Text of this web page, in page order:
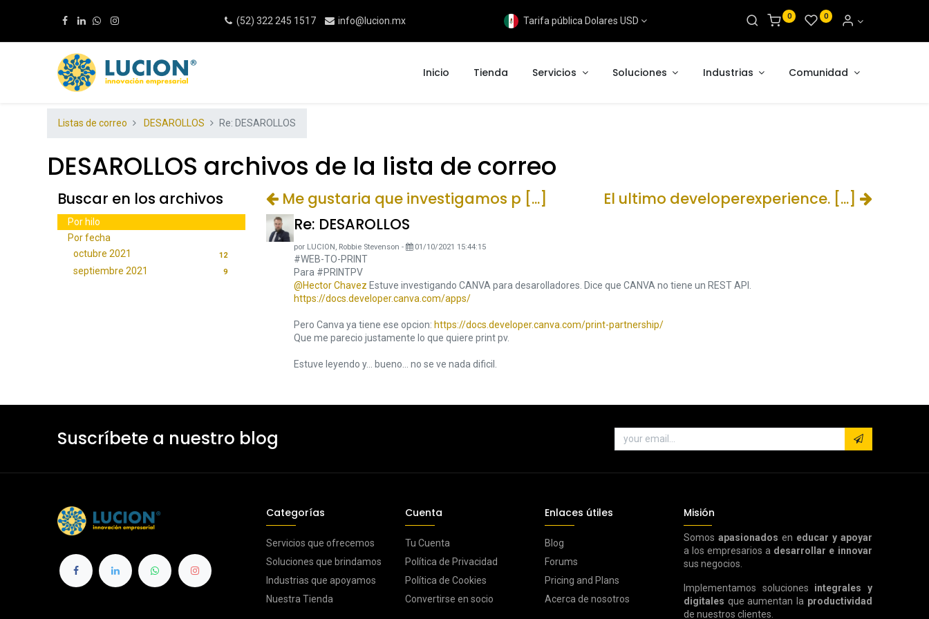
(52) 322 245 1517 info@lucion.mx Tarifa pública Dolares USD 0 0
Inicio Tienda Servicios Soluciones Industrias Comunidad
Listas de correo DESAROLLOS Re: DESAROLLOS
DESAROLLOS archivos de la lista de correo
Buscar en los archivos
Por hilo
Por fecha
octubre 2021
12
septiembre 2021 9
Me gustaria que investigamos p [...]
El ultimo developerexperience. [...]
Re: DESAROLLOS
por LUCION, Robbie Stevenson - 01/10/2021 15:44:15
#WEB-TO-PRINT
Para #PRINTPV
@Hector Chavez Estuve investigando CANVA para desarolladores. Dice que CANVA no tiene un REST API.
https://docs.developer.canva.com/apps/
Pero Canva ya tiene ese opcion: https://docs.developer.canva.com/print-partnership/
Que me parecio justamente lo que quiere print pv.
Estuve leyendo y... bueno... no se ve nada dificil.
Suscríbete a nuestro blog
Categorías
Servicios que ofrecemos
Soluciones que brindamos
Industrias que apoyamos
Nuestra Tienda
Cuenta
Tu Cuenta
Política de Privacidad
Política de Cookies
Convertirse en socio
Enlaces útiles
Blog
Forums
Pricing and Plans
Acerca de nosotros
Misión
Somosapasionados en educar y apoyar
a los empresarios a desarrollar e innovar
sus negocios.
Implementamos soluciones integrales y
digitales que aumentan la productividad
de nuestros clientes.